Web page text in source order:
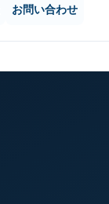
お問い合わせ